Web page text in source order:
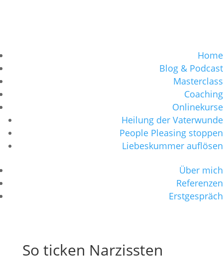
Home
Blog & Podcast
Masterclass
Coaching
Onlinekurse
Heilung der Vaterwunde
People Pleasing stoppen
Liebeskummer auflösen
Über mich
Referenzen
Erstgespräch
So ticken Narzissten